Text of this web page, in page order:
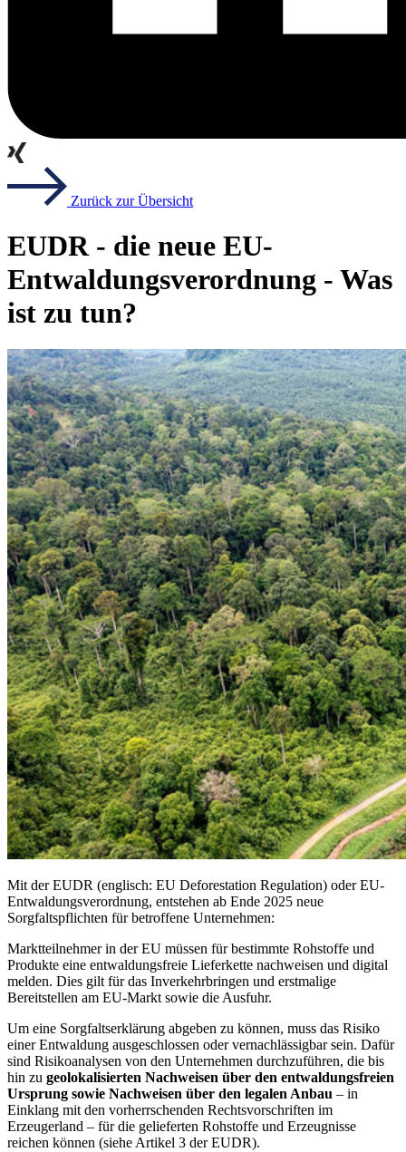
Zurück zur Übersicht
EUDR - die neue EU-
Entwaldungsverordnung - Was
ist zu tun?
Mit der EUDR (englisch: EU Deforestation Regulation) oder EU-
Entwaldungsverordnung, entstehen ab Ende 2025 neue
Sorgfaltspflichten für betroffene Unternehmen:
Marktteilnehmer in der EU müssen für bestimmte Rohstoffe und
Produkte eine entwaldungsfreie Lieferkette nachweisen und digital
melden. Dies gilt für das Inverkehrbringen und erstmalige
Bereitstellen am EU-Markt sowie die Ausfuhr.
Um eine Sorgfaltserklärung abgeben zu können, muss das Risiko
einer Entwaldung ausgeschlossen oder vernachlässigbar sein. Dafür
sind Risikoanalysen von den Unternehmen durchzuführen, die bis
hin zu geolokalisierten Nachweisen über den entwaldungsfreien
Ursprung sowie Nachweisen über den legalen Anbau – in
Einklang mit den vorherrschenden Rechtsvorschriften im
Erzeugerland – für die gelieferten Rohstoffe und Erzeugnisse
reichen können (siehe Artikel 3 der EUDR).